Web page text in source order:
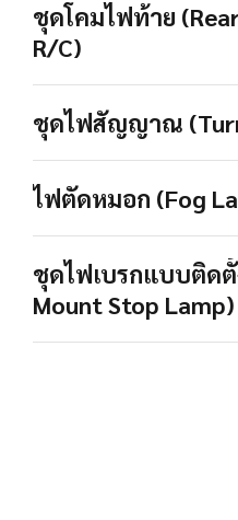
ชุดโคมไฟท้าย
R/C)
ชุดไฟสัญญาณ
ไฟตัดหมอก (Fog
ชุดไฟเบรกแบบติดตั้
Mount Stop Lamp)